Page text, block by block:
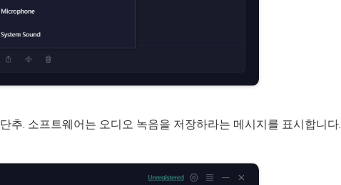
단추. 소프트웨어는 오디오 녹음을 저장하라는 메시지를 표시합니다.